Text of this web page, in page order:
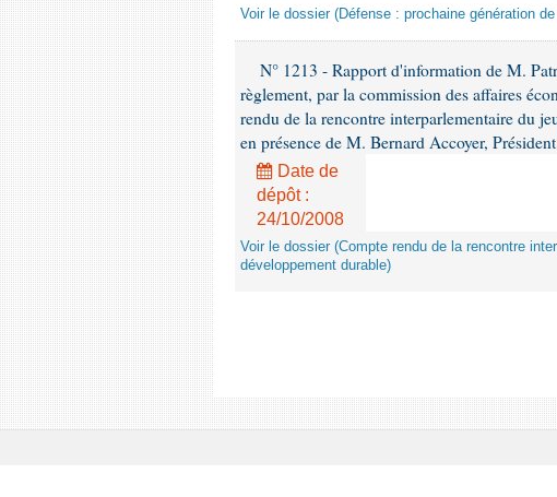
Voir le dossier (Défense : prochaine génération
N° 1213 - Rapport d'information de M.
règlement, par la commission des affaires
rendu de la rencontre interparlementaire du
en présence de M. Bernard Accoyer,
Date de
dépôt :
24/10/2008
Voir le dossier (Compte rendu de la rencontre
développement durable)